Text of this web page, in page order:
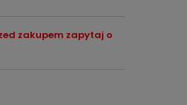
zakupem zapytaj o